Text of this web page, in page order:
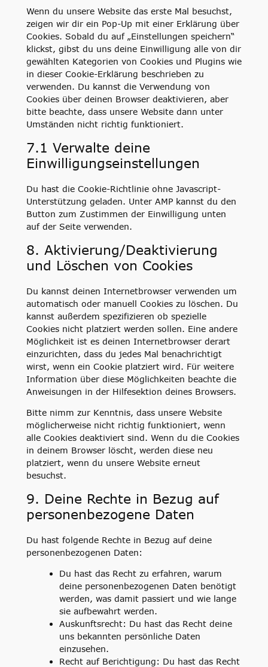
Wenn du unsere Website das erste Mal besuchst,
zeigen wir dir ein Pop-Up mit einer Erklärung über
Cookies. Sobald du auf „Einstellungen speichern“
klickst, gibst du uns deine Einwilligung alle von dir
gewählten Kategorien von Cookies und Plugins wie
in dieser Cookie-Erklärung beschrieben zu
verwenden. Du kannst die Verwendung von
Cookies über deinen Browser deaktivieren, aber
bitte beachte, dass unsere Website dann unter
Umständen nicht richtig funktioniert.
7.1 Verwalte deine
Einwilligungseinstellungen
Du hast die Cookie-Richtlinie ohne Javascript-
Unterstützung geladen. Unter AMP kannst du den
Button zum Zustimmen der Einwilligung unten
auf der Seite verwenden.
8. Aktivierung/Deaktivierung
und Löschen von Cookies
Du kannst deinen Internetbrowser verwenden um
automatisch oder manuell Cookies zu löschen. Du
kannst außerdem spezifizieren ob spezielle
Cookies nicht platziert werden sollen. Eine andere
Möglichkeit ist es deinen Internetbrowser derart
einzurichten, dass du jedes Mal benachrichtigt
wirst, wenn ein Cookie platziert wird. Für weitere
Information über diese Möglichkeiten beachte die
Anweisungen in der Hilfesektion deines Browsers.
Bitte nimm zur Kenntnis, dass unsere Website
möglicherweise nicht richtig funktioniert, wenn
alle Cookies deaktiviert sind. Wenn du die Cookies
in deinem Browser löscht, werden diese neu
platziert, wenn du unsere Website erneut
besuchst.
9. Deine Rechte in Bezug auf
personenbezogene Daten
Du hast folgende Rechte in Bezug auf deine
personenbezogenen Daten:
Du hast das Recht zu erfahren, warum
deine personenbezogenen Daten benötigt
werden, was damit passiert und wie lange
sie aufbewahrt werden.
Auskunftsrecht: Du hast das Recht deine
uns bekannten persönliche Daten
einzusehen.
Recht auf Berichtigung: Du hast das Recht